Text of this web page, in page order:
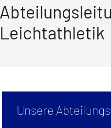
Leichtathletik
Unsere